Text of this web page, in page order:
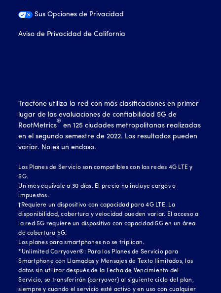
Sus Opciones de Privacidad
Aviso de Privacidad de California
Tracfone utiliza la red con más clasificaciones en primer
lugar de las evaluaciones de confiabilidad 5G de
RootMetrics
®
en 125 ciudades metropolitanas realizadas
en el segundo semestre de 2022. Los resultados pueden
variar. No es un endoso.
Los Planes de Servicio son compatibles con las redes 4G LTE y
5G.
Un mes equivale a 30 días. El precio no incluye cargos o
impuestos.
†Requiere un dispositivo con capacidad para 4G LTE. La
disponibilidad, cobertura y velocidad pueden variar. El acceso a
la red 5G requiere un dispositivo con capacidad 5G en un área
de cobertura 5G.
Los planes para smartphones no se triplican.
*Unlimited Carryover®: Para los Planes de Servicio para
Smartphone con Llamadas y Mensajes de Texto Ilimitados, los
datos sin utilizar después de la Fecha de Vencimiento del
Servicio, se transferirán (carryover) al siguiente ciclo del plan,
siempre y cuando el servicio esté activo y en uso con cualquier